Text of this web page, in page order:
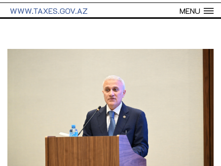
MENU
WWW.TAXES.GOV.AZ